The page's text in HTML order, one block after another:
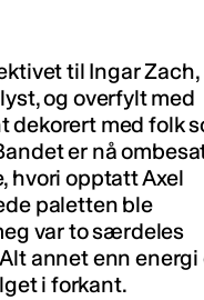
til Ingar Zach,
og overfylt med
dekorert med folk
er nå
hvori opptatt Axel
paletten ble
var to særdeles
annet enn energi
i forkant.